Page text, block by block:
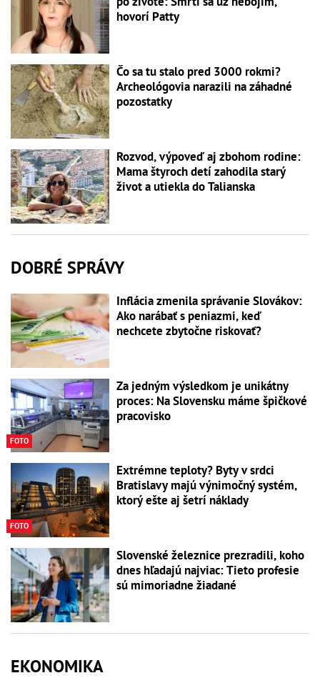
hovorí Patty
Čo sa tu stalo pred 3000 rokmi?
Archeológovia narazili na záhadné
pozostatky
Rozvod, výpoveď aj zbohom rodine:
Mama štyroch detí zahodila starý
život a utiekla do Talianska
DOBRÉ SPRÁVY
Inflácia zmenila správanie Slovákov:
Ako narábať s peniazmi, keď
nechcete zbytočne riskovať?
FOTO
Za jedným výsledkom je unikátny
proces: Na Slovensku máme špičkové
pracovisko
FOTO
Extrémne teploty? Byty v srdci
Bratislavy majú výnimočný systém,
ktorý ešte aj šetrí náklady
Slovenské železnice prezradili, koho
dnes hľadajú najviac: Tieto profesie
sú mimoriadne žiadané
EKONOMIKA